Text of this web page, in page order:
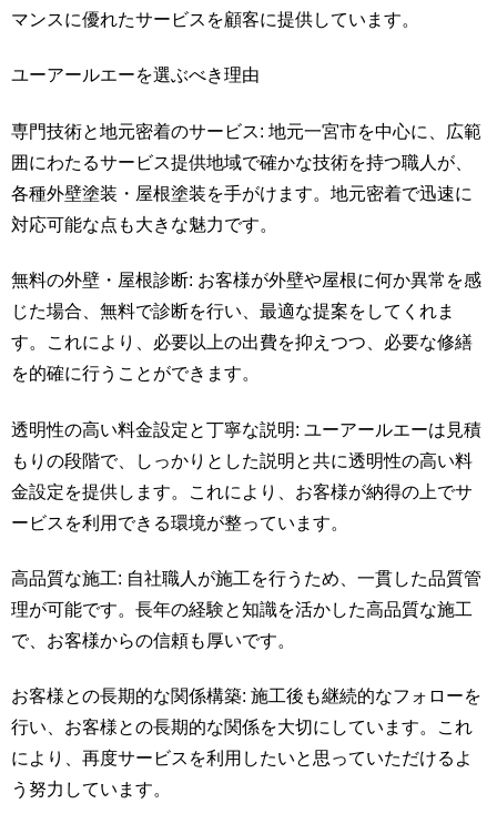
マンスに優れたサービスを顧客に提供しています。
ユーアールエーを選ぶべき理由
専門技術と地元密着のサービス: 地元一宮市を中心に、広範
囲にわたるサービス提供地域で確かな技術を持つ職人が、
各種外壁塗装・屋根塗装を手がけます。地元密着で迅速に
対応可能な点も大きな魅力です。
無料の外壁・屋根診断: お客様が外壁や屋根に何か異常を感
じた場合、無料で診断を行い、最適な提案をしてくれま
す。これにより、必要以上の出費を抑えつつ、必要な修繕
を的確に行うことができます。
透明性の高い料金設定と丁寧な説明: ユーアールエーは見積
もりの段階で、しっかりとした説明と共に透明性の高い料
金設定を提供します。これにより、お客様が納得の上でサ
ービスを利用できる環境が整っています。
高品質な施工: 自社職人が施工を行うため、一貫した品質管
理が可能です。長年の経験と知識を活かした高品質な施工
で、お客様からの信頼も厚いです。
お客様との長期的な関係構築: 施工後も継続的なフォローを
行い、お客様との長期的な関係を大切にしています。これ
により、再度サービスを利用したいと思っていただけるよ
う努力しています。